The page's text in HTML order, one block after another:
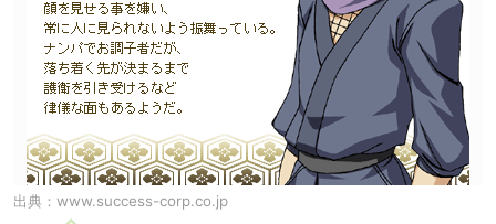
出典： www.success-corp.co.jp